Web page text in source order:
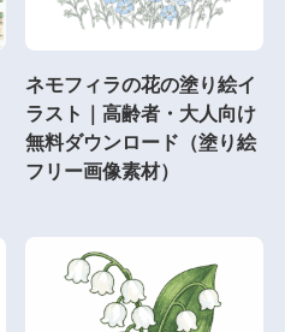
ネモフィラの花の塗り絵イ
ラスト｜高齢者・大人向け
無料ダウンロード（塗り絵
フリー画像素材）